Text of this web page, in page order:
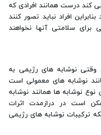
کند درست همانند افرادی که
افراد نباید تصور کنند
سلامتی آنها نخواهند
وقتی نوشابه های رژیمی به
نوشابه های معمولی است
نوشابه ها همانند نوشابه
است در درازمدت اثرات
ترکیبات نوشابه های رژیمی